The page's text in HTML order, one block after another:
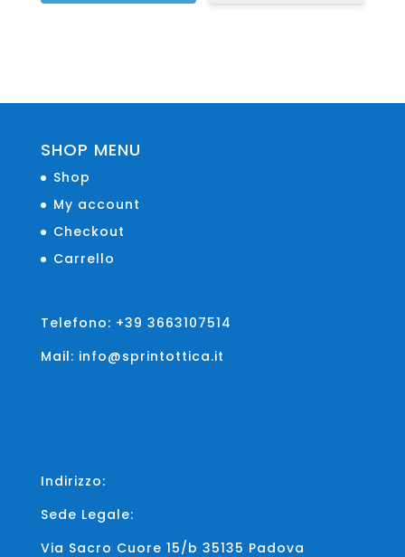
SHOP MENU
Shop
My account
Checkout
Carrello
Telefono: +39 3663107514
Mail: info@sprintottica.it
Indirizzo:
Sede Legale:
Via Sacro Cuore 15/b 35135 Padova